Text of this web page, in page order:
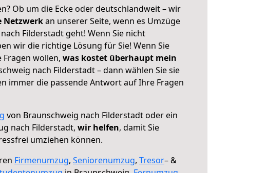
Ob um die Ecke oder deutschlandweit – wir
Netzwerkan unserer Seite, wenn es Umzüge
Filderstadt geht! Wenn Sie nicht
wir die richtige Lösung für Sie! Wenn Sie
wollen, was kostet überhaupt mein
nach Filderstadt – dann wählen Sie sie
immer die passende Antwort auf Ihre Fragen
von Braunschweig nach Filderstadt oder ein
nach Filderstadt, wir helfen, damit Sie
umziehen können.
Firmenumzug, Seniorenumzug, Tresor– &